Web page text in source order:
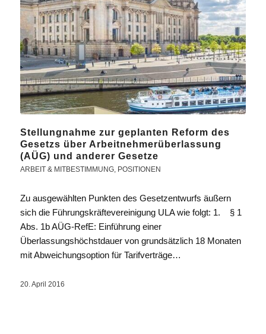
Stellungnahme zur geplanten Reform des
Gesetzs über Arbeitnehmerüberlassung
(AÜG) und anderer Gesetze
ARBEIT & MITBESTIMMUNG, POSITIONEN
Zu ausgewählten Punkten des Gesetzentwurfs äußern
sich die Führungskräftevereinigung ULA wie folgt: 1. § 1
Abs. 1b AÜG-RefE: Einführung einer
Überlassungshöchstdauer von grundsätzlich 18 Monaten
mit Abweichungsoption für Tarifverträge…
20. April 2016